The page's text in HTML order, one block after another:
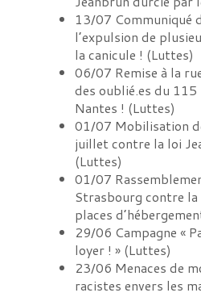
13/07 Communiqué
l’expulsion de
la canicule ! (Luttes)
06/07 Remise à la
des oublié.es du 115
Nantes ! (Luttes)
01/07 Mobilisation
juillet contre la loi
(Luttes)
01/07
Strasbourg contre
places
29/06 Campagne «
loyer ! » (Luttes)
23/06 Menaces de
racistes envers les